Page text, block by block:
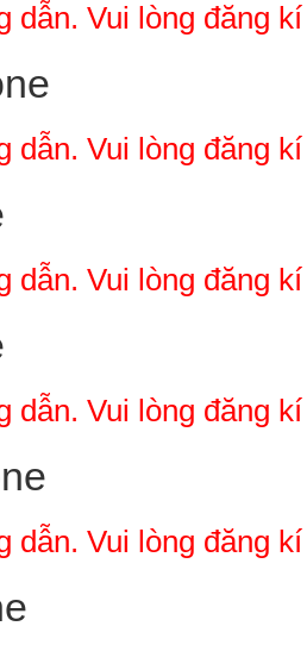
dẫn. Vui lòng đăng
dẫn. Vui lòng đăng
dẫn. Vui lòng đăng
dẫn. Vui lòng đăng
dẫn. Vui lòng đăng